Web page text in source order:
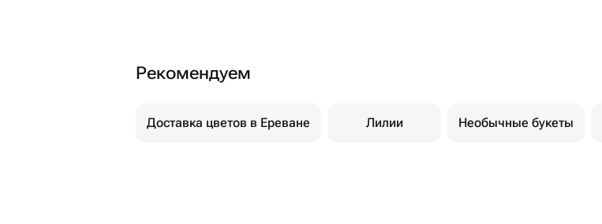
Рекомендуем
Доставка цветов в Ереване Лилии Необычные букеты